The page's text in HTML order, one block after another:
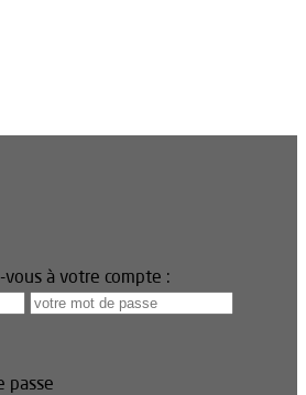
à votre compte :
passe